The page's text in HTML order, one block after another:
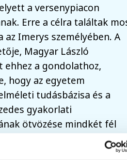
a versenypiacon
Erre a célra találtak
az Imerys személyében. A
Magyar László
ehhez a gondolathoz,
hogy az egyetem
tudásbázisa és a
gyakorlati
ötvözése mindkét fél
lehetőségeket